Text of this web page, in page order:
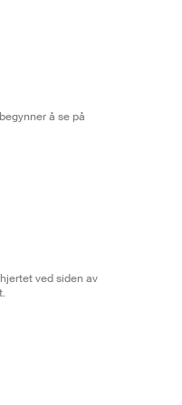
å se på
ved siden av